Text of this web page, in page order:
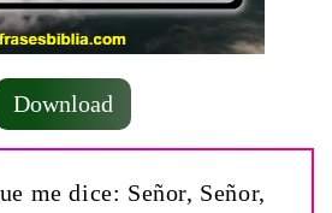
Download
me dice: Señor, Señor,